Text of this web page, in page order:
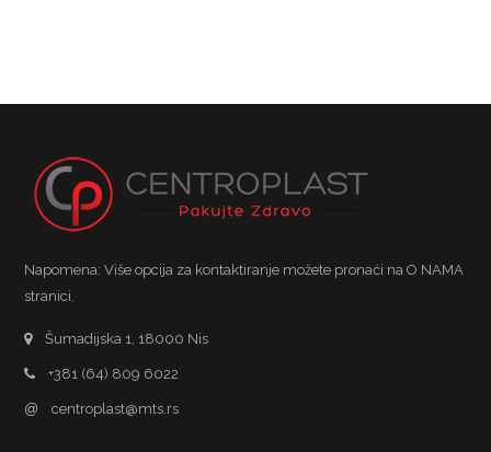
Napomena: Više opcija za kontaktiranje možete pronaći na O NAMA
stranici.
Šumadijska 1, 18000 Nis
+381 (64) 809 6022
@ centroplast@mts.rs